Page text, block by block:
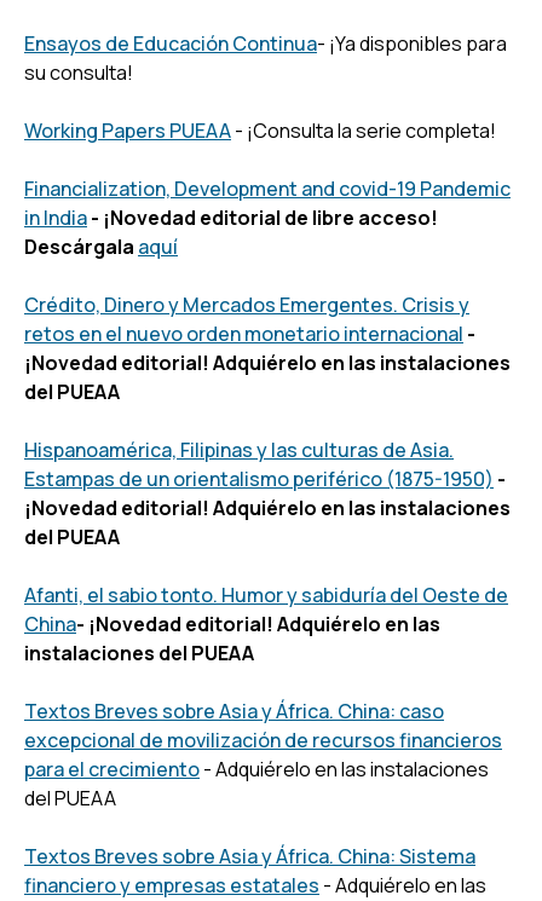
Ensayos de Educación Continua- ¡Ya disponibles para
su consulta!
Working Papers PUEAA- ¡Consulta la serie completa!
Financialization, Development and covid-19 Pandemic
in India- ¡Novedad editorial de libre acceso!
Descárgala aquí
Crédito, Dinero y Mercados Emergentes. Crisis y
retos en el nuevo orden monetario internacional -
¡Novedad editorial! Adquiérelo en las instalaciones
del PUEAA
Hispanoamérica, Filipinas y las culturas de Asia.
Estampas de un orientalismo periférico (1875-1950) -
¡Novedad editorial! Adquiérelo en las instalaciones
del PUEAA
Afanti, el sabio tonto. Humor y sabiduría del Oeste de
China- ¡Novedad editorial! Adquiérelo en las
instalaciones del PUEAA
Textos Breves sobre Asia y África. China: caso
excepcional de movilización de recursos financieros
para el crecimiento- Adquiérelo en las instalaciones
del PUEAA
Textos Breves sobre Asia y África. China: Sistema
financiero y empresas estatales - Adquiérelo en las